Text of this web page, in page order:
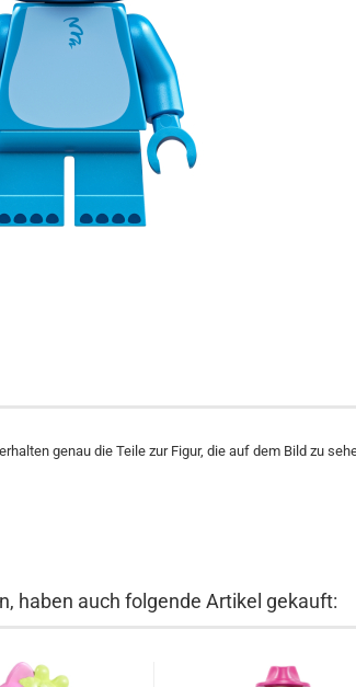
genau die Teile zur Figur, die auf dem Bild zu
haben auch folgende Artikel gekauft: